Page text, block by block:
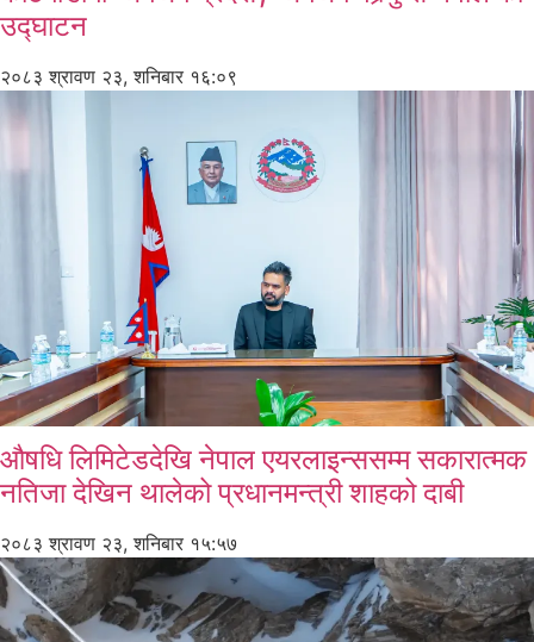
उद्घाटन
२०८३ श्रावण २३, शनिबार १६:०९
औषधि लिमिटेडदेखि नेपाल एयरलाइन्ससम्म सकारात्मक
नतिजा देखिन थालेको प्रधानमन्त्री शाहको दाबी
२०८३ श्रावण २३, शनिबार १५:५७